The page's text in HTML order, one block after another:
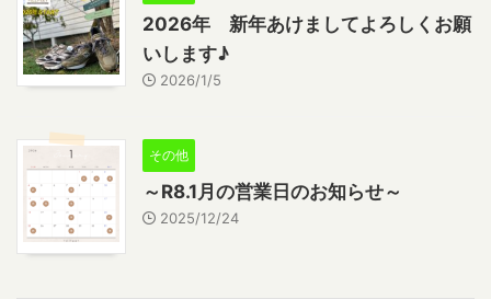
2026年 新年あけましてよろしくお願
いします♪
2026/1/5
その他
～R8.1月の営業日のお知らせ～
2025/12/24